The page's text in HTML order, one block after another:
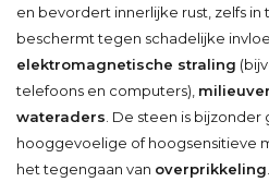
en bevordert innerlijke rust, zelfs
beschermt tegen schadelijke
elektromagnetische straling
telefoons en computers),
wateraders . De steen is
hooggevoelige of hoogsensitieve
het tegengaan van overprikkeling